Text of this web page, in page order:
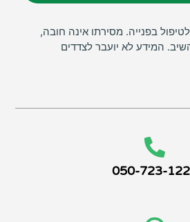
בפנייה. מסירתו אינה חובה,
המידע לא יועבר לצדדים
050-723-